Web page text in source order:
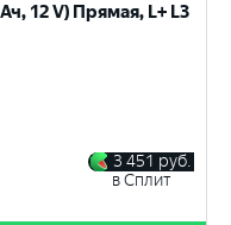
12 V) Прямая, L+ L3
3 451 руб.
в Сплит